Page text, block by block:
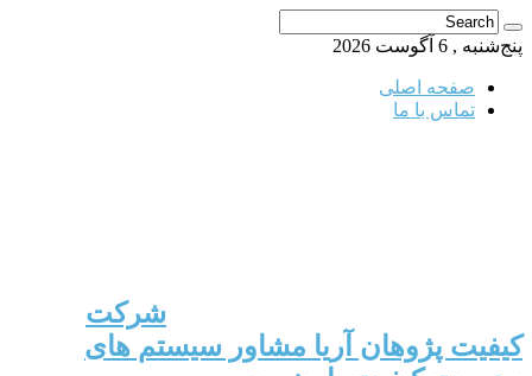
پنج‌شنبه , 6 آگوست 2026
صفحه اصلی
تماس با ما
شرکت
کیفیت پژوهان آریا مشاور سیستم های